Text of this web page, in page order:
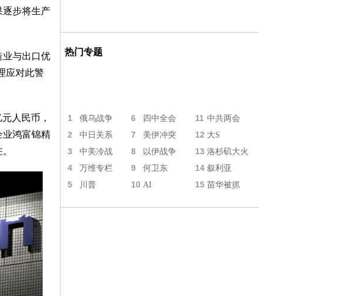
逐步将生产
与出口优
应对此警
人民币，
业鸿富锦精
热门专题
1 俄乌战争 6 四中全会 11 中共两会
2 中日关系 7 美伊冲突 12 大S
3 中美冷战 8 以伊战争 13 洛杉矶大火
4 万维专栏 9 何卫东 14 叙利亚
5 川普 10 AI 15 苗华被抓